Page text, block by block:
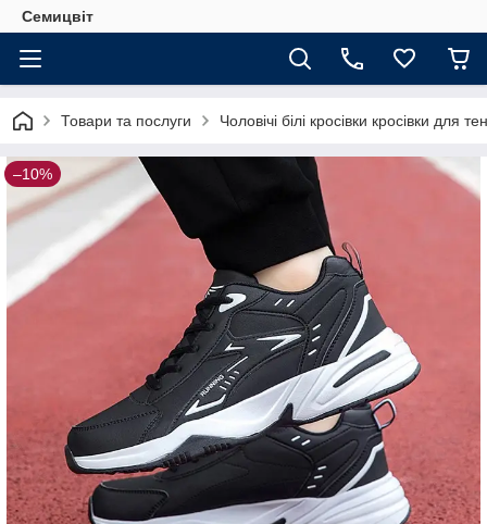
Семицвіт
Товари та послуги Чоловічі білі кросівки кросівки для
–10%